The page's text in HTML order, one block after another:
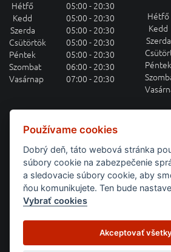
Hétfő
05:00 - 20:30
Kedd
05:00 - 20:30
Szerda
05:00 - 20:30
Csütörtök
05:00 - 20:30
Péntek
05:00 - 20:30
Szombat
06:00 - 20:30
Vasárnap
07:00 - 20:30
Hétfő
Kedd
Szerda
Péntek
HETI MENÜAJÁNLAT E-
Feliratkozás a heti
Týždenné menu
Obchodné podmienky
Pravidlá
Používame cookies
Dobrý deň, táto webová stránka
súbory cookie na zabezpečenie
a sledovacie súbory cookie, aby
ňou komunikujete. Ten bude
Vybrať cookies
Akceptovať všetky